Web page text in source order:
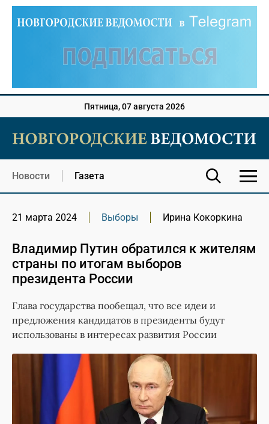
Пятница, 07 августа 2026
Новости Газета
21 марта 2024 Выборы Ирина Кокоркина
Владимир Путин обратился к жителям
страны по итогам выборов
президента России
Глава государства пообещал, что все идеи и
предложения кандидатов в президенты будут
использованы в интересах развития России